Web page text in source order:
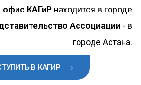
офис КАГиРнаходится в городе
Ассоциации - в
городе Астана.
В КАГИР